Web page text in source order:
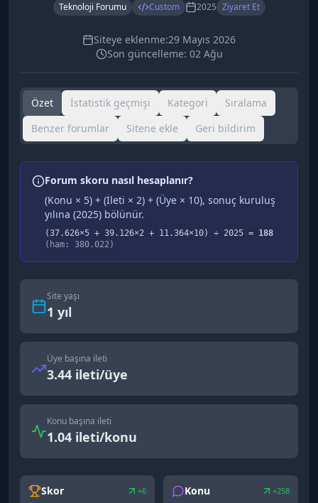
Teknoloji Forumu Custom 2025 Ziyaret Et
Siteye eklenme:29 Mayıs 2026
Son güncelleme: 02 Ağu
Özet İstatistik geçmişi Kategori
Sıralama
Benzer forumlar
Sitene ekle Geri bildirim
Forum skoru nasıl hesaplanır?
(Konu × 5) + (İleti × 2) + (Üye × 10), sonuç kuruluş
yılına (2025) bölünür.
(37.626×5 + 39.126×2 + 11.364×10) ÷ 2025 = 188
(ham: 380.022)
Site yaşı
1 yıl
Üye başına ileti
3.44 ileti/üye
Konu başına ileti
1.04 ileti/konu
Skor +6 Konu +258